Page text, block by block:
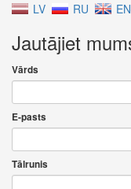
LV RU EN
Jautājiet
Vārds
E-pasts
Tālrunis